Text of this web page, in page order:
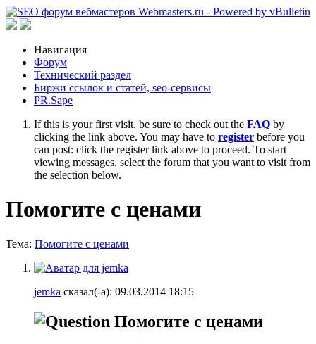
Навигация
Форум
Технический раздел
Биржи ссылок и статей, seo-сервисы
PR.Sape
If this is your first visit, be sure to check out the FAQ by
clicking the link above. You may have to register before you
can post: click the register link above to proceed. To start
viewing messages, select the forum that you want to visit from
the selection below.
Помогите с ценами
Тема: Помогите с ценами
jemka сказал(-а): 09.03.2014 18:15
Помогите с ценами